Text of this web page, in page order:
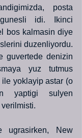
posta
idi. Ikinci
bos kalmasin diye
duzenliyordu.
guvertede denizin
yuz tutmus
yoklayip astar (o
yaptigi sulyen
ugrasirken, New